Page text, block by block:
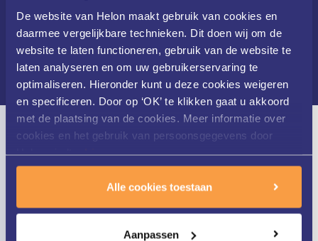
De website van Helon maakt gebruik van cookies en
daarmee vergelijkbare technieken. Dit doen wij om de
website te laten functioneren, gebruik van de website te
laten analyseren en om uw gebruikerservaring te
optimaliseren. Hieronder kunt u deze cookies weigeren
en specificeren. Door op ‘OK’ te klikken gaat u akkoord
met de plaatsing van de cookies. Meer informatie over
cookies en het gebruik van persoonsgegevens door
Helon vindt uhier.
Alle cookies toestaan
Aanpassen
Bekijk alle huidaandoeningen
Persoonlijke aandacht
Wij nemen de tijd voor u en uw huid.